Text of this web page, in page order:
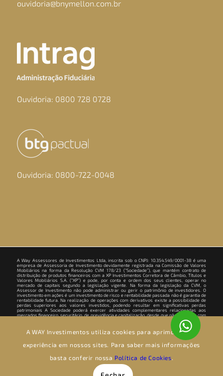
ouvidoria@bnymellon.com.br
Ouvidoria: 0800 728 0728
Ouvidoria: 0800-722-0048
A Way Assessores de Investimentos Ltda, inscrita sob o CNPJ: 10.354.549/0001-38 é uma
empresa de Assessoria de Investimento devidamente registrada na Comissão de Valores
Mobiliários na forma da Resolução CVM 178/23 (“Sociedade”), que mantém contrato de
distribuição de produtos financeiros com a XP Investimentos Corretora de Câmbio, Títulos e
Valores Mobiliários S.A. (“XP”) e pode, por conta e ordem dos seus clientes, operar no
mercado de capitais segundo a legislação vigente. Na forma da legislação da CVM, o
Assessor de Investimento não pode administrar ou gerir o patrimônio de investidores. O
investimento em ações é um investimento de risco e rentabilidade passada não é garantia de
rentabilidade futura. Na realização de operações com derivativos existe a possibilidade de
perdas superiores aos valores investidos, podendo resultar em significativas perdas
patrimoniais A Sociedade poderá exercer atividades complementares relacionadas aos
mercados financeiro, securitário, de previdência e capitalização, desde que não conflitem com
a atividade de assessoria de investimentos, podendo ser realizada por meio da pessoa
jurídica acima descrita ou por meio de pessoa jurídica terceira. Todas as atividades são
prestadas mantendo a devida segregação e em cumprimento ao quanto previsto nas regras
da CVM ou de outros órgãos reguladores e autorreguladores. Para informações e dúvidas
sobre produtos, contate seu assessor de investimentos. Para reclamações, contate a
Ouvidoria da XP pelo telefone 0800 722 3730.
© Copyright - Way Investimentos - Todos os direitos reservados |
A WAY Investimentos utiliza cookies para aprimorar sua
experiência em nossos sites. Para saber mais informações
basta conferir nossa Política de Cookies